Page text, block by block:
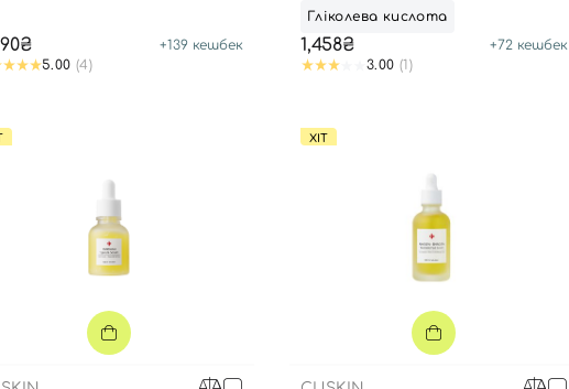
+139кешбек
5.00 (4)
Гліколева кислота
1,458₴ +72кешбек
3.00 (1)
ХІТ